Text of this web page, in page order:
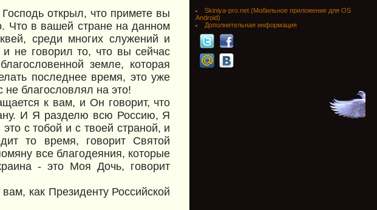
открыл, что примете вы
Что в вашей стране на данном
среди многих служений и
не говорил то, что вы сейчас
земле, которая
последнее время, это уже
благословлял на это!
к вам, и Он говорит, что
И Я разделю всю Россию, Я
с тобой и с твоей страной, и
то время, говорит Святой
все благодеяния, которые
- это Моя Дочь, говорит
как Президенту Российской
Skiniya-pro.net (Мобильное приложение для OS
Android)
Дополнительная информация